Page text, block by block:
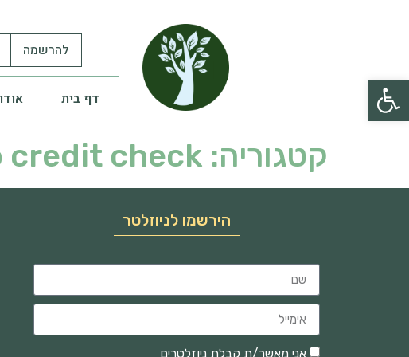
פתח סרגל נגישות
להרשמה
דף בית
קטגוריה: credit check
הירשמו לניוזלטר
אני מאשר/ת קבלת ניוזלטרים